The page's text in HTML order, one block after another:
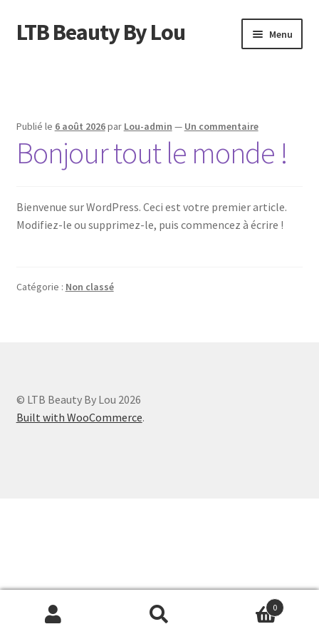
Aller
à
Aller
au
LTB Beauty By Lou Menu
Checkout
Page d’exemple
Publié le 6 août 2026par Lou-admin — Un commentaire
Bonjour tout le monde !
Bienvenue sur WordPress. Ceci est votre premier article.
Modifiez-le ou supprimez-le, puis commencez à écrire !
Catégorie : Non classé
© LTB Beauty By Lou 2026
Built with WooCommerce.
Recherche
Recherche
0